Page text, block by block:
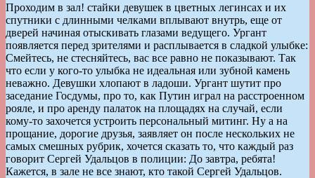
Проходим в зал! стайки девушек в цветных легинсах и их
спутники с длинными челками вплывают внутрь, еще от
дверей начиная отыскивать глазами ведущего. Ургант
появляется перед зрителями и расплывается в сладкой улыбке:
Смейтесь, не стесняйтесь, вас все равно не показывают. Так
что если у кого-то улыбка не идеальная или зубной камень
неважно. Девушки хлопают в ладоши. Ургант шутит про
заседание Госдумы, про то, как Путин играл на расстроенном
рояле, и про аренду палаток на площадях на случай, если
кому-то захочется устроить персональный митинг. Ну а на
прощание, дорогие друзья, заявляет он после нескольких не
самых смешных рубрик, хочется сказать то, что каждый раз
говорит Сергей Удальцов в полиции: До завтра, ребята!
Кажется, в зале не все знают, кто такой Сергей Удальцов.